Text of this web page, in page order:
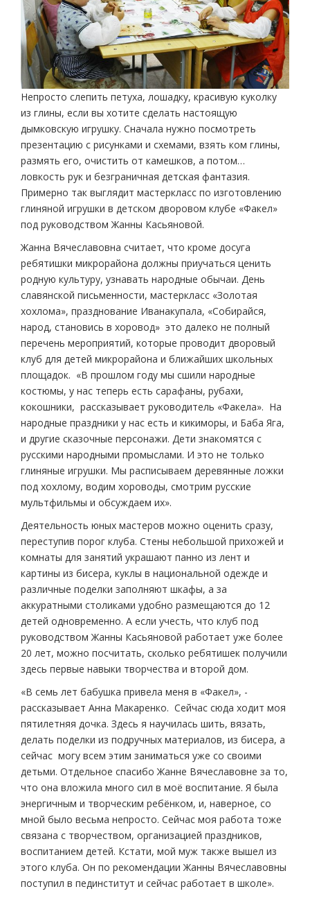
Непросто слепить петуха, лошадку, красивую куколку
из глины, если вы хотите сделать настоящую
дымковскую игрушку. Сначала нужно посмотреть
презентацию с рисунками и схемами, взять ком глины,
размять его, очистить от камешков, а потом…
ловкость рук и безграничная детская фантазия.
Примерно так выглядит мастер­класс по изготовлению
глиняной игрушки в детском дворовом клубе «Факел»
под руководством Жанны Касьяновой.
Жанна Вячеславовна считает, что кроме досуга
ребятишки микрорайона должны приучаться ценить
родную культуру, узнавать народные обычаи. День
славянской письменности, мастер­класс «Золотая
хохлома», празднование Ивана­купала, «Собирайся,
народ, становись в хоровод» ­ это далеко не полный
перечень мероприятий, которые проводит дворовый
клуб для детей микрорайона и ближайших школьных
площадок. «В прошлом году мы сшили народные
костюмы, у нас теперь есть сарафаны, рубахи,
кокошники, ­ рассказывает руководитель «Факела». ­ На
народные праздники у нас есть и кикиморы, и Баба Яга,
и другие сказочные персонажи. Дети знакомятся с
русскими народными промыслами. И это не только
глиняные игрушки. Мы расписываем деревянные ложки
под хохлому, водим хороводы, смотрим русские
мультфильмы и обсуждаем их».
Деятельность юных мастеров можно оценить сразу,
переступив порог клуба. Стены небольшой прихожей и
комнаты для занятий украшают панно из лент и
картины из бисера, куклы в национальной одежде и
различные поделки заполняют шкафы, а за
аккуратными столиками удобно размещаются до 12
детей одновременно. А если учесть, что клуб под
руководством Жанны Касьяновой работает уже более
20 лет, можно посчитать, сколько ребятишек получили
здесь первые навыки творчества и второй дом.
«В семь лет бабушка привела меня в «Факел», ­
рассказывает Анна Макаренко. ­ Сейчас сюда ходит моя
пятилетняя дочка. Здесь я научилась шить, вязать,
делать поделки из подручных материалов, из бисера, а
сейчас могу всем этим заниматься уже со своими
детьми. Отдельное спасибо Жанне Вячеславовне за то,
что она вложила много сил в моё воспитание. Я была
энергичным и творческим ребёнком, и, наверное, со
мной было весьма непросто. Сейчас моя работа тоже
связана с творчеством, организацией праздников,
воспитанием детей. Кстати, мой муж также вышел из
этого клуба. Он по рекомендации Жанны Вячеславовны
поступил в пединститут и сейчас работает в школе».